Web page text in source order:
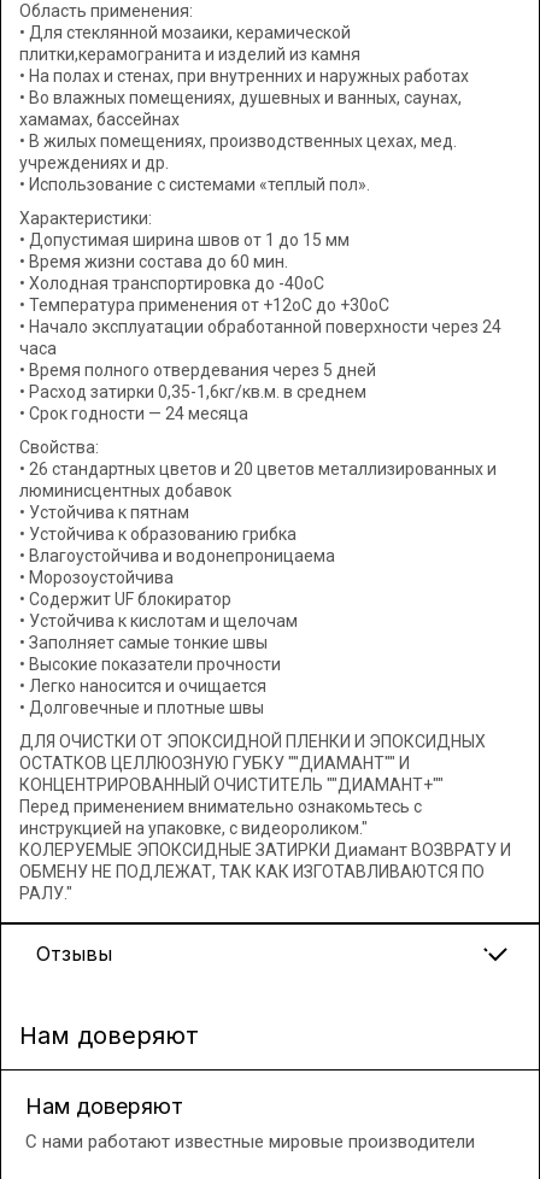
Область применения:
• Для стеклянной мозаики, керамической
плитки,керамогранита и изделий из камня
• На полах и стенах, при внутренних и наружных работах
• Во влажных помещениях, душевных и ванных, саунах,
хамамах, бассейнах
• В жилых помещениях, производственных цехах, мед.
учреждениях и др.
• Использование с системами «теплый пол».
Характеристики:
• Допустимая ширина швов от 1 до 15 мм
• Время жизни состава до 60 мин.
• Холодная транспортировка до -40оС
• Температура применения от +12оС до +30оС
• Начало эксплуатации обработанной поверхности через 24
часа
• Время полного отвердевания через 5 дней
• Расход затирки 0,35-1,6кг/кв.м. в среднем
• Срок годности — 24 месяца
Свойства:
• 26 стандартных цветов и 20 цветов металлизированных и
люминисцентных добавок
• Устойчива к пятнам
• Устойчива к образованию грибка
• Влагоустойчива и водонепроницаема
• Морозоустойчива
• Содержит UF блокиратор
• Устойчива к кислотам и щелочам
• Заполняет самые тонкие швы
• Высокие показатели прочности
• Легко наносится и очищается
• Долговечные и плотные швы
ДЛЯ ОЧИСТКИ ОТ ЭПОКСИДНОЙ ПЛЕНКИ И ЭПОКСИДНЫХ
ОСТАТКОВ ЦЕЛЛЮОЗНУЮ ГУБКУ ""ДИАМАНТ"" И
КОНЦЕНТРИРОВАННЫЙ ОЧИСТИТЕЛЬ ""ДИАМАНТ+""
Перед применением внимательно ознакомьтесь с
инструкцией на упаковке, с видеороликом."
КОЛЕРУЕМЫЕ ЭПОКСИДНЫЕ ЗАТИРКИ Диамант ВОЗВРАТУ И
ОБМЕНУ НЕ ПОДЛЕЖАТ, ТАК КАК ИЗГОТАВЛИВАЮТСЯ ПО
РАЛУ."
Отзывы
Нам доверяют
Нам доверяют
С нами работают известные мировые производители